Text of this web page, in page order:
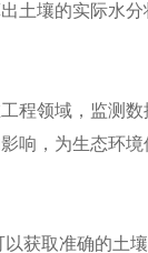
土壤的实际水分
程领域，监测数
响，为生态环境
获取准确的土